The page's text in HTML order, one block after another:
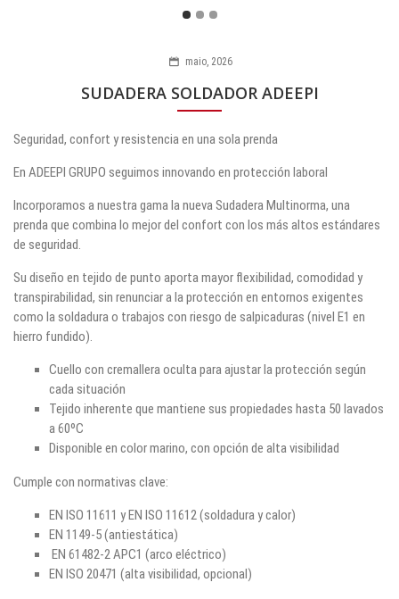
maio, 2026
SUDADERA SOLDADOR ADEEPI
Seguridad, confort y resistencia en una sola prenda
En ADEEPI GRUPO seguimos innovando en protección laboral
Incorporamos a nuestra gama la nueva Sudadera Multinorma, una
prenda que combina lo mejor del confort con los más altos estándares
de seguridad.
Su diseño en tejido de punto aporta mayor flexibilidad, comodidad y
transpirabilidad, sin renunciar a la protección en entornos exigentes
como la soldadura o trabajos con riesgo de salpicaduras (nivel E1 en
hierro fundido).
Cuello con cremallera oculta para ajustar la protección según
cada situación
Tejido inherente que mantiene sus propiedades hasta 50 lavados
a 60ºC
Disponible en color marino, con opción de alta visibilidad
Cumple con normativas clave:
EN ISO 11611 y EN ISO 11612 (soldadura y calor)
EN 1149-5 (antiestática)
EN 61482-2 APC1 (arco eléctrico)
EN ISO 20471 (alta visibilidad, opcional)